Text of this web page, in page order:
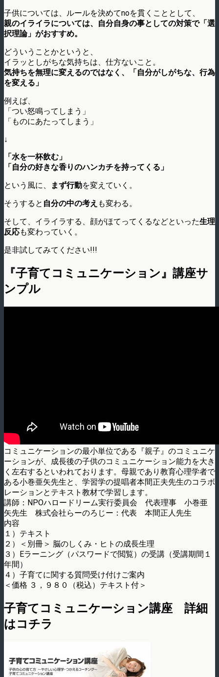
子供については、ルールを決めてnoを貫くこととして、
親のイライラについては、自分自身の事としての対策で「選
択理論」がおすすめ。
どういうことかというと、
イラッとしがちな気持ちは、仕方ないこと。
気持ちを無理に変えるのではなく、「自分がしがちな、行為
を変える」
例えば、
「つい怒鳴ってしまう」
「ものにあたってしまう」
↓
「水を一杯飲む」
「自分の好きな香りのハンカチを持ってくる」
という風に、
まず行動を変えていく。
そうすると 自分の中の考え も変わる。
そして、イライラする、顔がほてってくるなどといった生理
反応も変わっていく。
是非試してみてください!!!
『子育てコミュニケーション』講座サ
ンプル
コミュニケーションの最小単位である『親子』のコミュニケ
ーションが、成長後の子供のコミュニケーション能力を大き
く左右するといわれております。母親であり教育心理学者で
ある小巻亜矢先生と、学習学の提唱者本間正夫先生のコラボ
レーションとテキスト教材で学習します。
講師：NPOハロードリーム実行委員会 代表理事 小巻亜
矢先生 株式会社らーのろじー：代表 本間正人先生
内容
１）テキスト
２）＜別冊＞ 脳のしくみ・ヒトの成長生理
３）Eラーニング（パスワードで閲覧）の受講（受講期間１
年間）
４）子育てに関する質問受け付けご案内
＜価格 ３，９８０（税込）テキスト付＞
子育てコミュニケーション講座 詳細
はコチラ